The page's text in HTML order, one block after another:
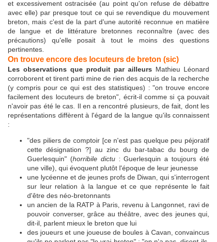
et excessivement ostracisée (au point qu'on refuse de débattre
avec elle) par presque tout ce qui se revendique du mouvement
breton, mais c'est de la part d'une autorité reconnue en matière
de langue et de littérature bretonnes reconnaître (avec des
précautions) qu'elle posait à tout le moins des questions
pertinentes.
On trouve encore des locuteurs de breton (sic)
Les observations que produit par ailleurs Mathieu Léonard
corroborent et tirent parti mine de rien des acquis de la recherche
(y compris pour ce qui est des statistiques) : "on trouve encore
facilement des locuteurs de breton", écrit-il comme si ça pouvait
n'avoir pas été le cas. Il en a rencontré plusieurs, de fait, dont les
représentations diffèrent à l'égard de la langue qu'ils connaissent
:
"des piliers de comptoir [ce n'est pas quelque peu péjoratif
cette désignation ?] au zinc du bar-tabac du bourg de
Guerlesquin" (horribile dictu: Guerlesquin a toujours été
une ville), qui évoquent plutôt l'époque de leur jeunesse
une lycéenne et de jeunes profs de Diwan, qui s'interrogent
sur leur relation à la langue et ce que représente le fait
d'être des néo-bretonnants
un ancien de la RATP à Paris, revenu à Langonnet, ravi de
pouvoir converser, grâce au théâtre, avec des jeunes qui,
dit-il, parlent mieux le breton que lui
des joueurs et une joueuse de boules à Cavan, convaincus